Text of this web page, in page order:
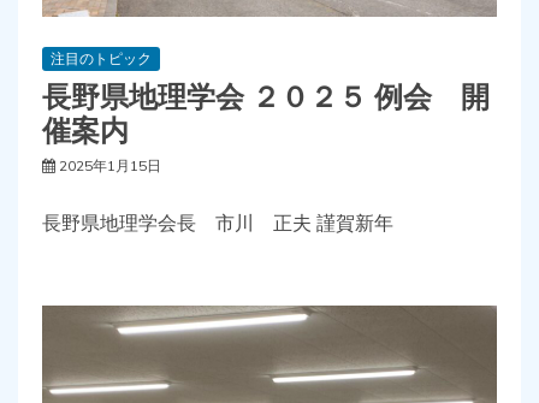
注目のトピック
長野県地理学会 ２０２５ 例会 開
催案内
2025年1月15日
長野県地理学会長 市川 正夫 謹賀新年